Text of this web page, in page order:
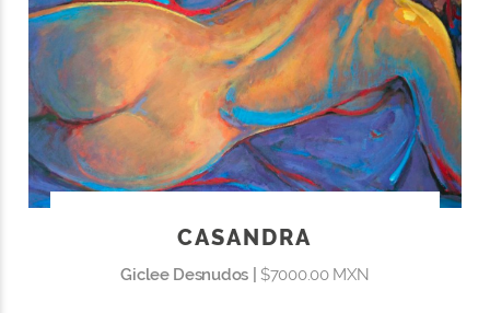
CASANDRA
Giclee Desnudos |$7000.00 MXN